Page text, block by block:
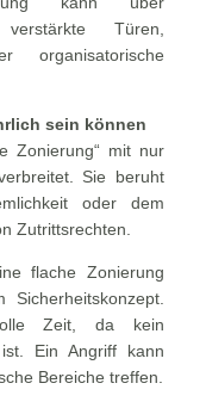
verstärkte Türen,
organisatorische
sein können
Zonierung“ mit nur
Sie beruht
oder dem
Zutrittsrechten.
flache Zonierung
Zeit, da kein
Ein Angriff kann
Bereiche treffen.